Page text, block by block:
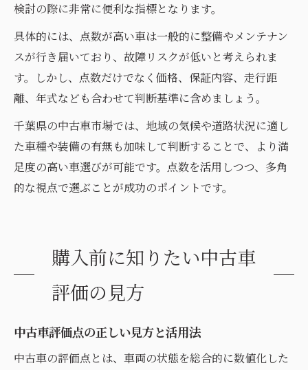
検討の際に非常に便利な指標となります。
具体的には、点数が高い車は一般的に整備やメンテナン
スが行き届いており、故障リスクが低いと考えられま
す。しかし、点数だけでなく価格、保証内容、走行距
離、年式なども合わせて判断基準に含めましょう。
千葉県の中古車市場では、地域の気候や道路状況に適し
た車種や装備の有無も加味して判断することで、より満
足度の高い車選びが可能です。点数を活用しつつ、多角
的な視点で選ぶことが成功のポイントです。
購入前に知りたい中古車
評価の見方
中古車評価点の正しい見方と活用法
中古車の評価点とは、車両の状態を総合的に数値化した